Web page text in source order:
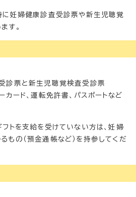
に妊婦健康診査受診票や新生児聴覚
す。
診票と新生児聴覚検査受診票
カード、運転免許書、パスポートなど
フトを支給を受けていない方は、妊婦
もの（預金通帳など）を持参してくだ